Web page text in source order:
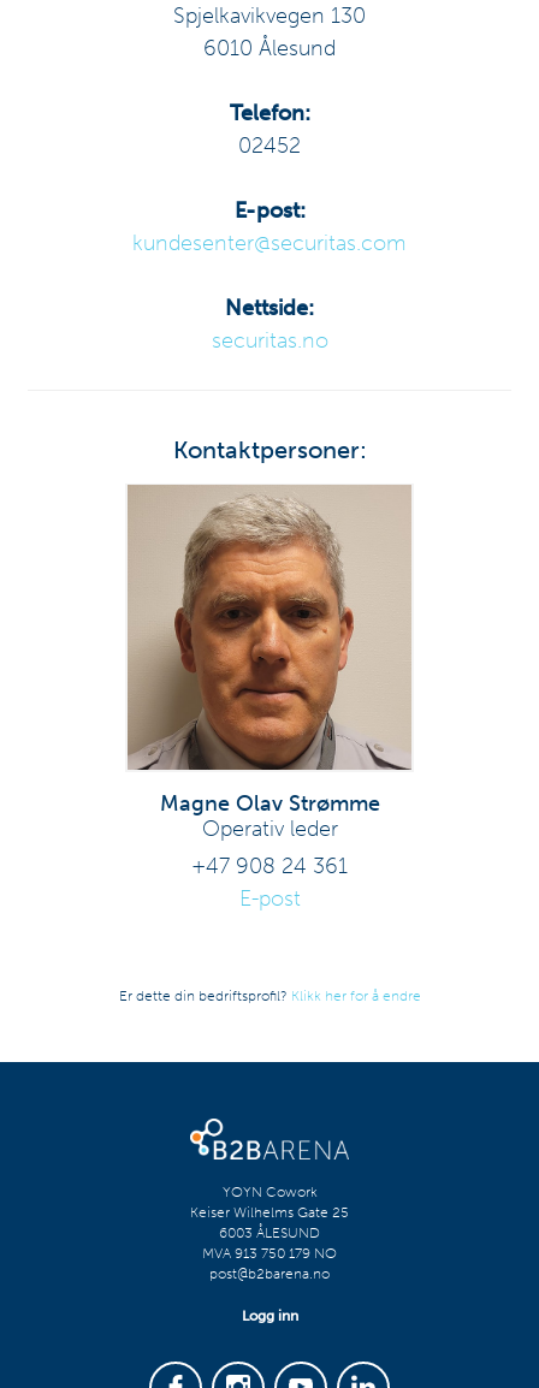
Spjelkavikvegen 130
6010 Ålesund
Telefon:
02452
E-post:
kundesenter@securitas.com
Nettside:
securitas.no
Kontaktpersoner:
Magne Olav Strømme
Operativ leder
+47 908 24 361
E-post
Er dette din bedriftsprofil? Klikk her for å endre
YOYN Cowork
Keiser Wilhelms Gate 25
6003 ÅLESUND
MVA 913 750 179 NO
post@b2barena.no
Logg inn